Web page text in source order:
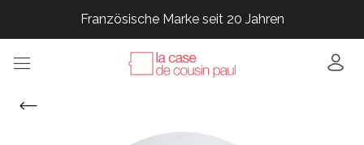
Französische Marke seit 20 Jahren
Französische Marke seit 20 Jahren
Französische Marke seit 20 Jahren